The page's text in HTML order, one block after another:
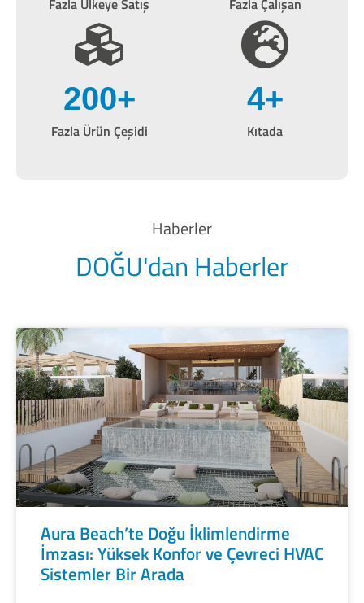
Fazla Ülkeye Satış Fazla Çalışan
Fazla Ürün Çeşidi
200+
Kıtada
4+
Haberler
DOĞU'dan Haberler
Aura Beach’te Doğu İklimlendirme
İmzası: Yüksek Konfor ve Çevreci HVAC
Sistemler Bir Arada